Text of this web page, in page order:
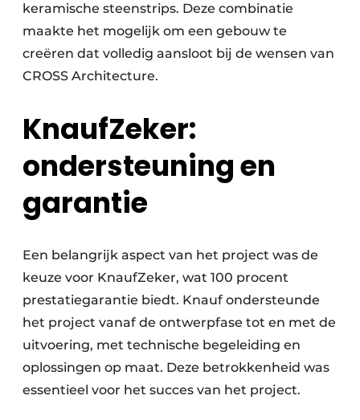
keramische steenstrips. Deze combinatie
maakte het mogelijk om een gebouw te
creëren dat volledig aansloot bij de wensen van
CROSS Architecture.
KnaufZeker:
ondersteuning en
garantie
Een belangrijk aspect van het project was de
keuze voor KnaufZeker, wat 100 procent
prestatiegarantie biedt. Knauf ondersteunde
het project vanaf de ontwerpfase tot en met de
uitvoering, met technische begeleiding en
oplossingen op maat. Deze betrokkenheid was
essentieel voor het succes van het project.